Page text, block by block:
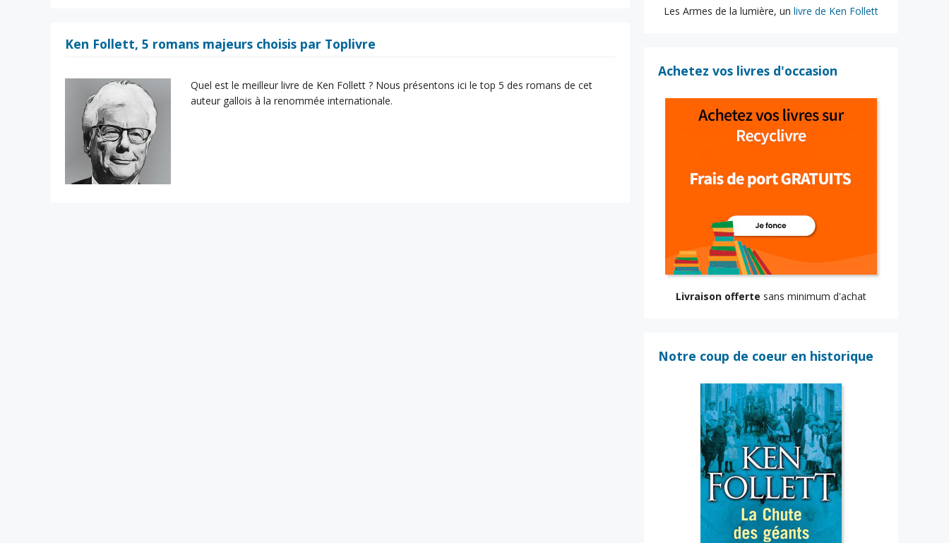
Ken Follett, 5 romans majeurs choisis par Toplivre
Quel est le meilleur livre de Ken Follett ? Nous présentons ici le top 5 des romans de cet
auteur gallois à la renommée internationale.
Les Armes de la lumière, un livre de Ken Follett
Achetez vos livres d'occasion
Livraison offerte sans minimum d'achat
Notre coup de coeur en historique